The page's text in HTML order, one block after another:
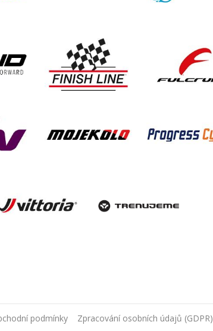
podmínky Zpracování osobních údajů (GDPR)